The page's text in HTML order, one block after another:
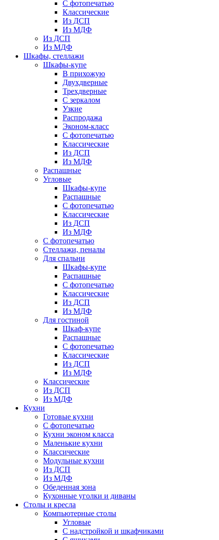
С фотопечатью
Классические
Из ДСП
Из МДФ
Из ДСП
Из МДФ
Шкафы, стеллажи
Шкафы-купе
В прихожую
Двухдверные
Трехдверные
С зеркалом
Узкие
Распродажа
Эконом-класс
С фотопечатью
Классические
Из ДСП
Из МДФ
Распашные
Угловые
Шкафы-купе
Распашные
С фотопечатью
Классические
Из ДСП
Из МДФ
С фотопечатью
Стеллажи, пеналы
Для спальни
Шкафы-купе
Распашные
С фотопечатью
Классические
Из ДСП
Из МДФ
Для гостиной
Шкаф-купе
Распашные
С фотопечатью
Классические
Из ДСП
Из МДФ
Классические
Из ДСП
Из МДФ
Кухни
Готовые кухни
С фотопечатью
Кухни эконом класса
Маленькие кухни
Классические
Модульные кухни
Из ДСП
Из МДФ
Обеденная зона
Кухонные уголки и диваны
Столы и кресла
Компьютерные столы
Угловые
С надстройкой и шкафчиками